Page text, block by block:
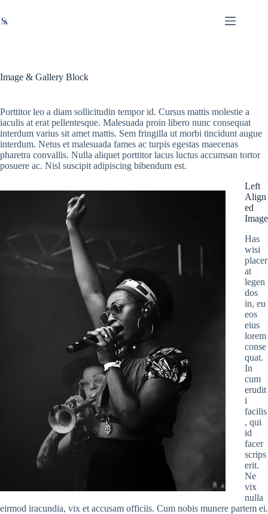
to
content
Image & Gallery Block
Porttitor leo a diam sollicitudin tempor id. Cursus mattis molestie a
iaculis at erat pellentesque. Malesuada proin libero nunc consequat
interdum varius sit amet mattis. Sem fringilla ut morbi tincidunt augue
interdum. Netus et malesuada fames ac turpis egestas maecenas
pharetra convallis. Nulla aliquet porttitor lacus luctus accumsan tortor
posuere ac. Nisl suscipit adipiscing bibendum est.
Left
Align
ed
Image
Has
wisi
placer
at
legen
dos
in, eu
eos
eius
lorem
conse
quat.
In
cum
erudit
i
facilis
, qui
id
facer
scrips
erit.
Ne
vix
nulla
eirmod iracundia, vix et accusam officiis. Cum nobis munere partem ei.